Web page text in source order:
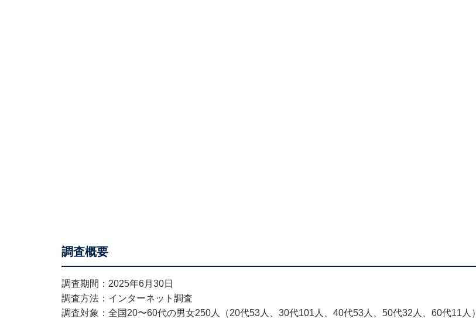
調査概要
調査期間：2025年6月30日
調査方法：インターネット調査
調査対象：全国20〜60代の男女250人（20代53人、30代101人、40代53人、50代32人、60代11人）